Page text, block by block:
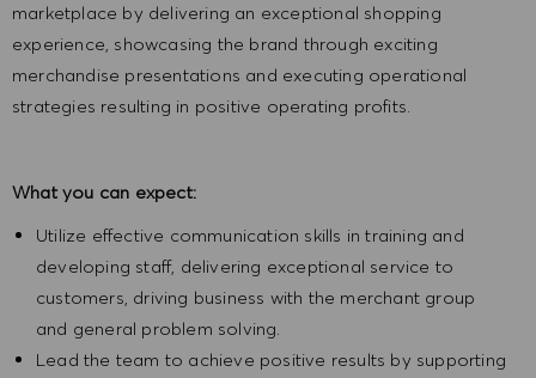
marketplace by delivering an exceptional shopping
experience, showcasing the brand through exciting
merchandise presentations and executing operational
strategies resulting in positive operating profits.
What you can expect:
Utilize effective communication skills in training and
developing staff, delivering exceptional service to
customers, driving business with the merchant group
and general problem solving.
Lead the team to achieve positive results by supporting